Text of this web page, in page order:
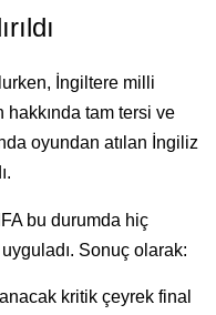
İngiltere milli
hakkında tam tersi ve
oyundan atılan İngiliz
bu durumda hiç
uyguladı. Sonuç olarak:
kritik çeyrek final